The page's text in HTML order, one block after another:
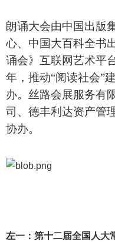
朗诵大会由中国出版
心、中国大百科全书
诵会》互联网艺术平
年，推动“阅读社会”
办。丝路会展服务有
司、德丰利达资产管
协办。
左一 ：第十二届全国人